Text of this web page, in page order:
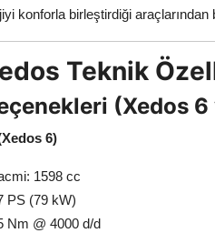
konforla birleştirdiği
Teknik
(Xedos 6
6)
1598 cc
PS (79 kW)
Nm @ 4000 d/d